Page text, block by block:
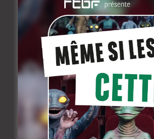
Public cible :
cours de
Places limitées
Lieu : Bruxelles
Si vous êtes
Numéro de
(Le paiement